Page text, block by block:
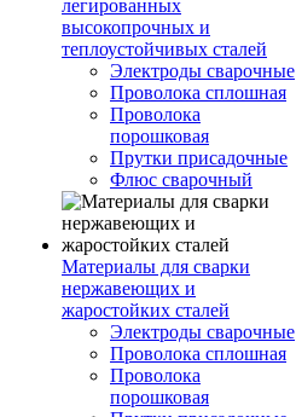
легированных
высокопрочных и
теплоустойчивых сталей
Электроды сварочные
Проволока сплошная
Проволока
порошковая
Прутки присадочные
Флюс сварочный
Материалы для сварки
нержавеющих и
жаростойких сталей
Электроды сварочные
Проволока сплошная
Проволока
порошковая